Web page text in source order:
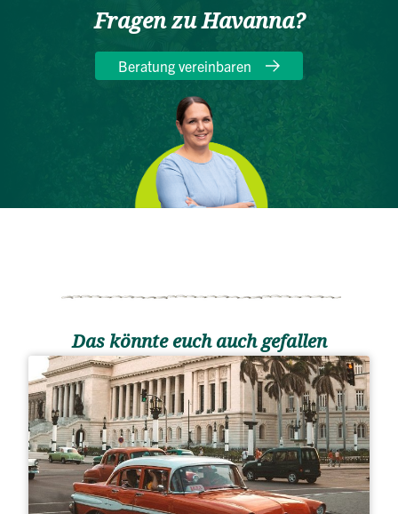
Fragen zu Havanna?
Beratung vereinbaren
Das könnte euch auch gefallen